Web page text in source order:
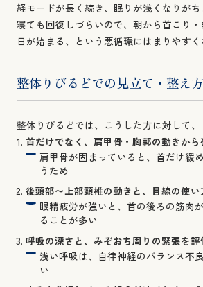
経モードが長く続き、眠りが浅くなりがち
寝ても回復しづらいので、朝から首こり
日が始まる、という悪循環にはまりやすく
整体りびるどでの見立て・整え
整体りびるどでは、こうした方に対して、
首だけでなく、肩甲骨・胸郭の動きから
肩甲骨が固まっていると、首だけ緩
うため
後頭部〜上部頸椎の動きと、目線の使い
眼精疲労が強いと、首の後ろの筋肉
ることが多い
呼吸の深さと、みぞおち周りの緊張を評
浅い呼吸は、自律神経のバランス不
い